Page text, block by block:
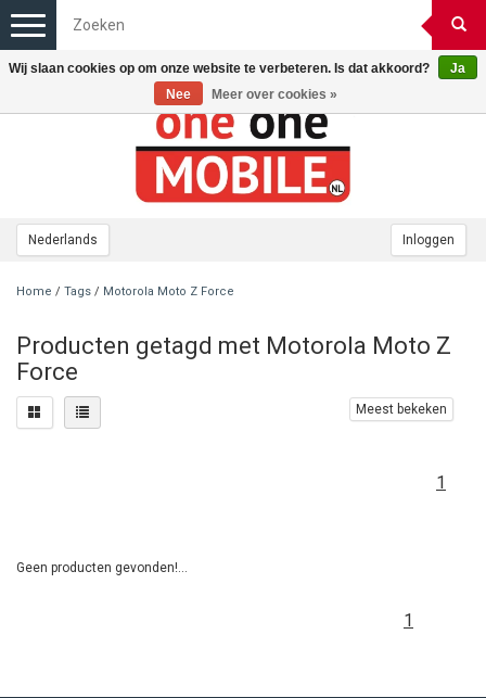
Nederlands Inloggen
Toggle
navigation
Home / Tags / Motorola Moto Z Force
Producten getagd met Motorola Moto Z
Force
Meest bekeken
1
Geen producten gevonden!...
1
Wij slaan cookies op om onze website te verbeteren. Is dat akkoord?
Ja
Nee
Meer over cookies »